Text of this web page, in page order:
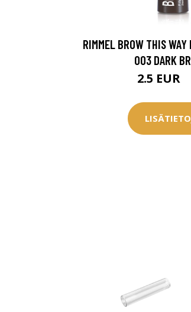
RIMMEL BROW THIS
003 DARK
2.5 EUR